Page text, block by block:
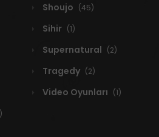
Shoujo (45)
Sihir (1)
Supernatural (2)
Tragedy (2)
Video Oyunları (1)